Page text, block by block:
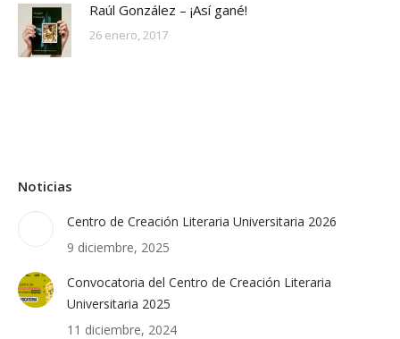
Raúl González – ¡Así gané!
26 enero, 2017
Noticias
Centro de Creación Literaria Universitaria 2026
9 diciembre, 2025
Convocatoria del Centro de Creación Literaria
Universitaria 2025
11 diciembre, 2024